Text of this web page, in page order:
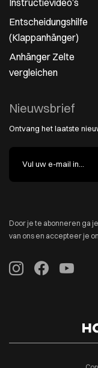
Entscheidungshilfe
(Klappanhänger)
Anhänger Zelte
vergleichen
Nieuwsbrief
Ontvang het laatste
Door je te abonneren ga
van ons en accepteer je